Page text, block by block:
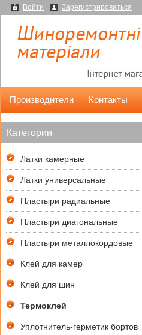
Войти Зарегистрироваться
Производители Контакты
Категории
Латки камерные
Латки универсальные
Пластыри радиальные
Пластыри диагональные
Пластыри металлокордовые
Клей для камер
Клей для шин
Термоклей
Уплотнитель-герметик бортов